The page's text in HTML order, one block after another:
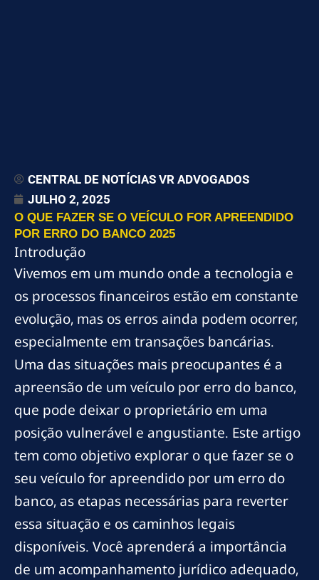
CENTRAL DE NOTÍCIAS VR ADVOGADOS
JULHO 2, 2025
O QUE FAZER SE O VEÍCULO FOR APREENDIDO
POR ERRO DO BANCO 2025
Introdução
Vivemos em um mundo onde a tecnologia e
os processos financeiros estão em constante
evolução, mas os erros ainda podem ocorrer,
especialmente em transações bancárias.
Uma das situações mais preocupantes é a
apreensão de um veículo por erro do banco,
que pode deixar o proprietário em uma
posição vulnerável e angustiante. Este artigo
tem como objetivo explorar o que fazer se o
seu veículo for apreendido por um erro do
banco, as etapas necessárias para reverter
essa situação e os caminhos legais
disponíveis. Você aprenderá a importância
de um acompanhamento jurídico adequado,